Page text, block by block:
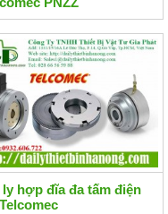
ly hợp đĩa đa tấm điện